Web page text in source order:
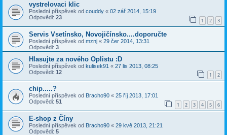
vystrelovaci klic
Poslední příspěvek od couddy « 02 zář 2014, 15:19
Odpovědi: 23 1 2 3
Servis Vsetínsko, Novojičínsko....doporučte
Poslední příspěvek od mznj « 29 čer 2014, 13:31
Odpovědi: 3
Hlasujte za nového Oplistu :D
Poslední příspěvek od kulisek91 « 27 lis 2013, 08:25
Odpovědi: 12 1 2
chip.....?
Poslední příspěvek od Bracho90 « 25 říj 2013, 17:01
Odpovědi: 51 1 2 3 4 5 6
E-shop z Číny
Poslední příspěvek od Bracho90 « 29 kvě 2013, 21:21
Odpovědi: 5